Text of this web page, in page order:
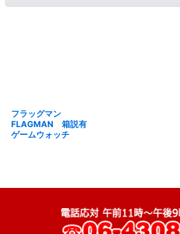
フラッグマン
FLAGMAN 箱説有
ゲームウォッチ